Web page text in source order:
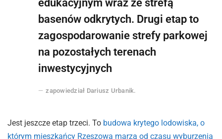
edukacyjnym wraz ze strefą
basenów odkrytych. Drugi etap to
zagospodarowanie strefy parkowej
na pozostałych terenach
inwestycyjnych
zapowiedział Dariusz Urbanik.
Jest jeszcze etap trzeci. To budowa krytego lodowiska, o
którym mieszkańcy Rzeszowa marzą od czasu wyburzenia